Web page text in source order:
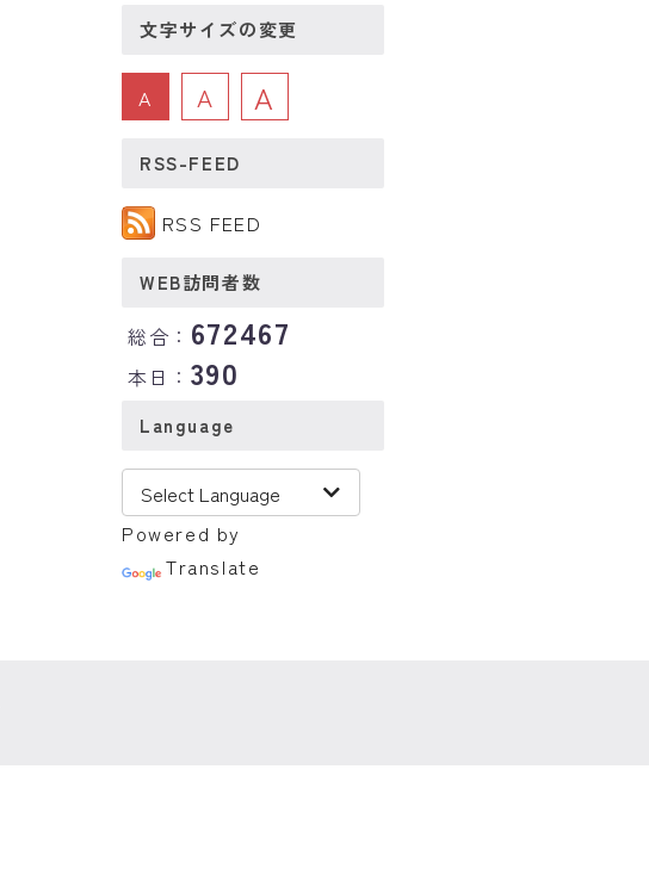
文字サイズの変更
A A A
RSS-FEED
RSS FEED
WEB訪問者数
総合： 672467
本日： 390
Language
Powered by
Translate